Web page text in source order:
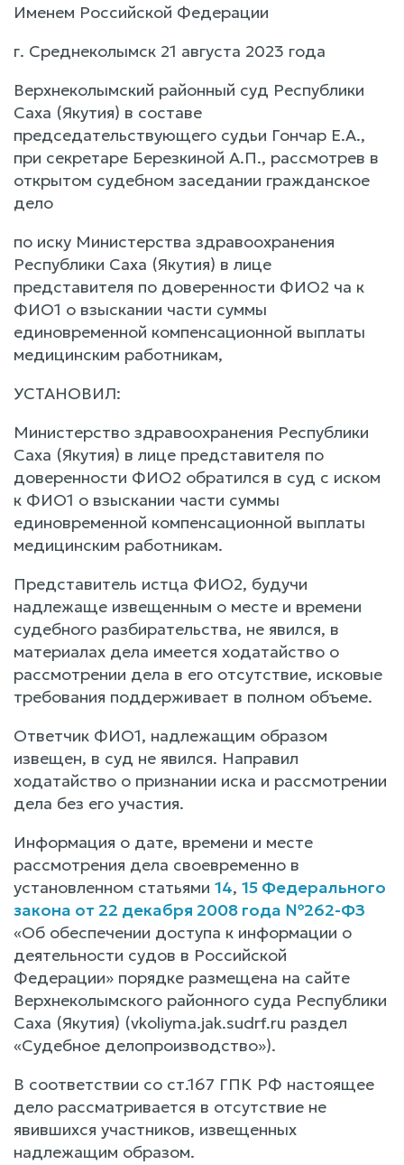
Именем Российской Федерации
г. Среднеколымск 21 августа 2023 года
Верхнеколымский районный суд Республики
Саха (Якутия) в составе
председательствующего судьи Гончар Е.А.,
при секретаре Березкиной А.П., рассмотрев в
открытом судебном заседании гражданское
дело
по иску Министерства здравоохранения
Республики Саха (Якутия) в лице
представителя по доверенности ФИО2 ча к
ФИО1 о взыскании части суммы
единовременной компенсационной выплаты
медицинским работникам,
УСТАНОВИЛ:
Министерство здравоохранения Республики
Саха (Якутия) в лице представителя по
доверенности ФИО2 обратился в суд с иском
к ФИО1 о взыскании части суммы
единовременной компенсационной выплаты
медицинским работникам.
Представитель истца ФИО2, будучи
надлежаще извещенным о месте и времени
судебного разбирательства, не явился, в
материалах дела имеется ходатайство о
рассмотрении дела в его отсутствие, исковые
требования поддерживает в полном объеме.
Ответчик ФИО1, надлежащим образом
извещен, в суд не явился. Направил
ходатайство о признании иска и рассмотрении
дела без его участия.
Информация о дате, времени и месте
рассмотрения дела своевременно в
установленном статьями 14, 15 Федерального
закона от 22 декабря 2008 года №262-ФЗ
«Об обеспечении доступа к информации о
деятельности судов в Российской
Федерации» порядке размещена на сайте
Верхнеколымского районного суда Республики
Саха (Якутия) (vkoliyma.jak.sudrf.ru раздел
«Судебное делопроизводство»).
В соответствии со ст.167 ГПК РФ настоящее
дело рассматривается в отсутствие не
явившихся участников, извещенных
надлежащим образом.